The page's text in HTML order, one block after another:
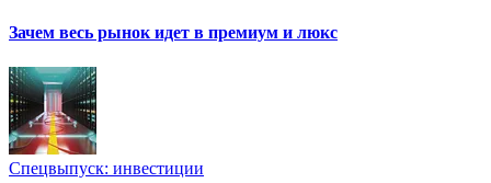
Зачем весь рынок идет в премиум и люкс
Спецвыпуск: инвестиции